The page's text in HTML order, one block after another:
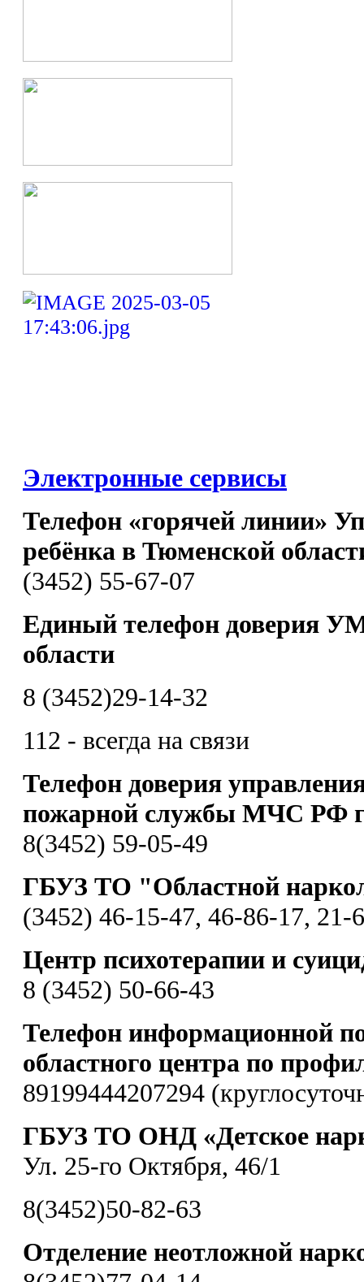
Электронные сервисы
Телефон «горячей линии»
ребёнка в Тюменской
(3452) 55-67-07
Единый телефон доверия
области
8 (3452)29-14-32
112 - всегда на связи
Телефон доверия
пожарной службы МЧС РФ
8(3452) 59-05-49
ГБУЗ ТО "Областной
(3452) 46-15-47, 46-86-17, 21-
Центр психотерапии и
8 (3452) 50-66-43
Телефон информационной
областного центра по
89199444207294
ГБУЗ ТО ОНД «Детское
Ул. 25-го Октября, 46/1
8(3452)50-82-63
Отделение неотложной